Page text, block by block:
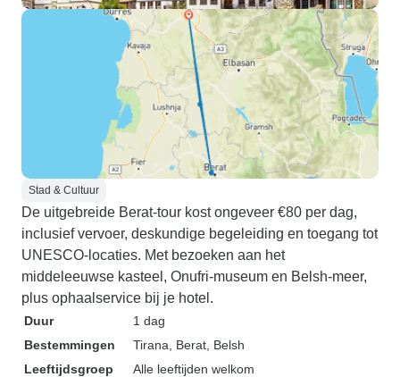
Stad & Cultuur
De uitgebreide Berat-tour kost ongeveer €80 per dag,
inclusief vervoer, deskundige begeleiding en toegang tot
UNESCO-locaties. Met bezoeken aan het
middeleeuwse kasteel, Onufri-museum en Belsh-meer,
plus ophaalservice bij je hotel.
Duur
1 dag
Bestemmingen
Tirana , Berat , Belsh
Leeftijdsgroep
Alle leeftijden welkom